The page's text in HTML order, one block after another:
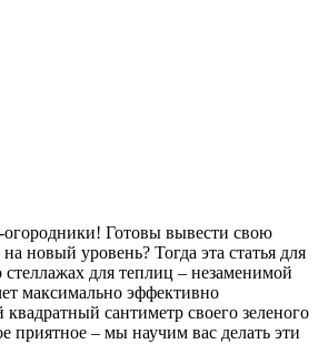
огородники! Готовы вывести свою
новый уровень? Тогда эта статья для
для теплиц – незаменимой
максимально эффективно
сантиметр своего зеленого
приятное – мы научим вас делать эти